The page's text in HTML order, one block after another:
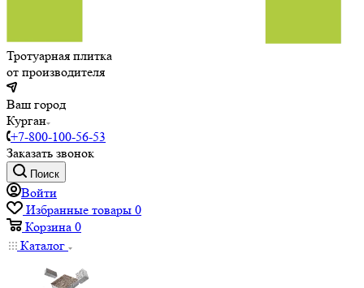
Тротуарная плитка
от производителя
Ваш город
Курган
+7-800-100-56-53
Заказать звонок
Поиск
Войти
Избранные товары 0
Корзина 0
Каталог